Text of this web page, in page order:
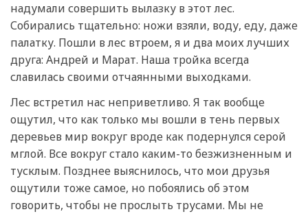
надумали совершить вылазку в этот лес.
Собирались тщательно: ножи взяли, воду, еду, даже
палатку. Пошли в лес втроем, я и два моих лучших
друга: Андрей и Марат. Наша тройка всегда
славилась своими отчаянными выходками.
Лес встретил нас неприветливо. Я так вообще
ощутил, что как только мы вошли в тень первых
деревьев мир вокруг вроде как подернулся серой
мглой. Все вокруг стало каким-то безжизненным и
тусклым. Позднее выяснилось, что мои друзья
ощутили тоже самое, но побоялись об этом
говорить, чтобы не прослыть трусами. Мы не